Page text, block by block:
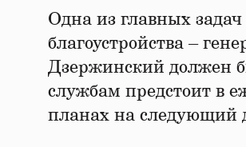
Одна из главных
благоустройства –
Дзержинский должен
службам предстоит в
планах на следующий